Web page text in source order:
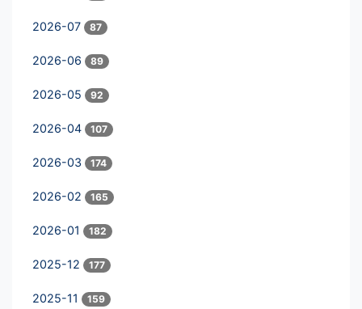
2026-07 87
2026-06 89
2026-05 92
2026-04 107
2026-03 174
2026-02 165
2026-01 182
2025-12 177
2025-11 159